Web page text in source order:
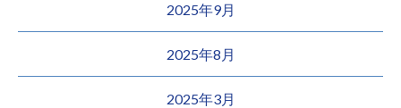
2025年9月
2025年8月
2025年3月